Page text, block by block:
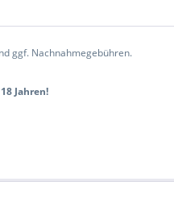
ggf. Nachnahmegebühren.
Jahren!